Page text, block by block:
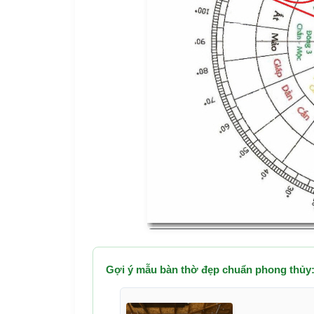
Gợi ý mẫu bàn thờ đẹp chuẩn phong thủy: